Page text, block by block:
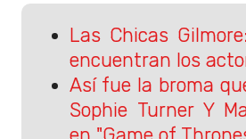
Las Chicas
encuentran los
Así fue la broma
Sophie Turner Y